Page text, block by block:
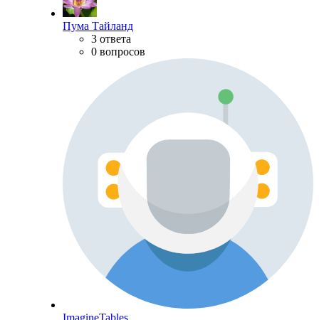
Пума Тайланд
3 ответа
0 вопросов
ImagineTables